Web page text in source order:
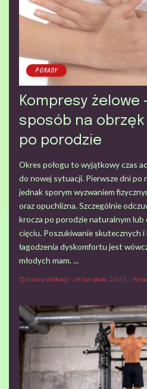
PORADY
Kompresy żelowe
sposób na
po porodzie
Okres połogu to wyjątkowy czas
do nowej sytuacji. Pierwsze dni po
jednak sporym wyzwaniem
oraz opuchlizna. Szczególnie
krocza po porodzie naturalnym lub
cięciu. Poszukiwanie skutecznych
łagodzenia dyskomfortu jest
młodych mam. ...
Data publikacji: 24 listopada, 2025